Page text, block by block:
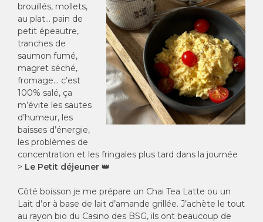
brouillés, mollets,
au plat… pain de
petit épeautre,
tranches de
saumon fumé,
magret séché,
fromage… c’est
100% salé, ça
m’évite les sautes
d’humeur, les
baisses d’énergie,
les problèmes de
concentration et les fringales plus tard dans la journée
> Le Petit déjeuner 👑
Côté boisson je me prépare un Chai Tea Latte ou un
Lait d’or à base de lait d’amande grillée. J’achète le tout
au rayon bio du Casino des BSG, ils ont beaucoup de